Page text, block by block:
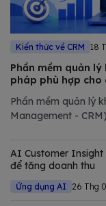
Kiến thức về CRM 18
Phần mềm quản
pháp phù hợp cho
Phần mềm quản lý
Management -
Trong bài viết này,
giải pháp CRM tốt
AI Customer Insight
để tăng doanh thu
Ứng dụng AI 26 Thg